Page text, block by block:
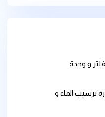
و وحدة
ترسيب الماء و